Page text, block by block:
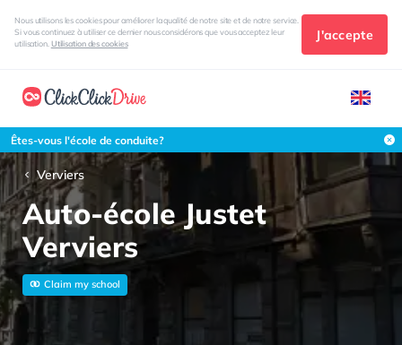
Nous utilisons les cookies pour améliorer la qualité de notre site et de notre service.
Si vous continuez à utiliser ce dernier nous considérons que vous acceptez leur
utilisation. Utilisation des cookies
J'accepte
Êtes-vous l'école de conduite?
Verviers
Auto-école Justet
Verviers
Claim my school